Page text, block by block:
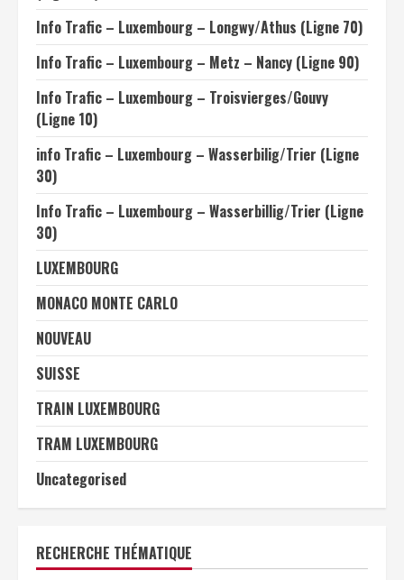
Info Trafic – Luxembourg – Longwy/Athus (Ligne 70)
Info Trafic – Luxembourg – Metz – Nancy (Ligne 90)
Info Trafic – Luxembourg – Troisvierges/Gouvy
(Ligne 10)
info Trafic – Luxembourg – Wasserbilig/Trier (Ligne
30)
Info Trafic – Luxembourg – Wasserbillig/Trier (Ligne
30)
LUXEMBOURG
MONACO MONTE CARLO
NOUVEAU
SUISSE
TRAIN LUXEMBOURG
TRAM LUXEMBOURG
Uncategorised
RECHERCHE THÉMATIQUE